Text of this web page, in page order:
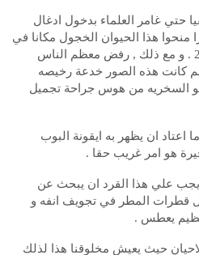
حتي غامر العلماء بدخول ادغال
هذا الحيوان الخجول مكانا في
كتب علم الحيوان في عام 2010 . و مع ذلك , رفض معظم الناس
كانت هذه الصور خدعة رخيصه
السخريه من هوس جراحة تجميل
اعتاد ان يظهر به ايقونة البوب
هو امر غريب حقا .
علي هذا القرد ان يبحث عن
قطرات المطر في تجويف انفه و
يعطس .
حيث يعيش مخلوقنا هذا لذلك